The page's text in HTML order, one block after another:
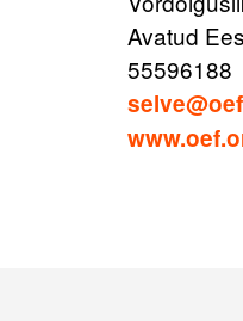
Avatud
55596188